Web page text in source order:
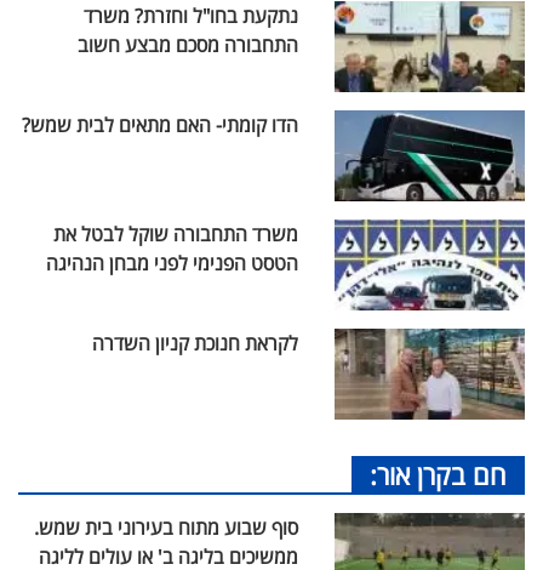
נתקעת בחו"ל וחזרת? משרד
התחבורה מסכם מבצע חשוב
הדו קומתי- האם מתאים לבית שמש?
משרד התחבורה שוקל לבטל את
הטסט הפנימי לפני מבחן הנהיגה
לקראת חנוכת קניון השדרה
חם בקרן אור:
סוף שבוע מתוח בעירוני בית שמש.
ממשיכים בליגה ב' או עולים לליגה